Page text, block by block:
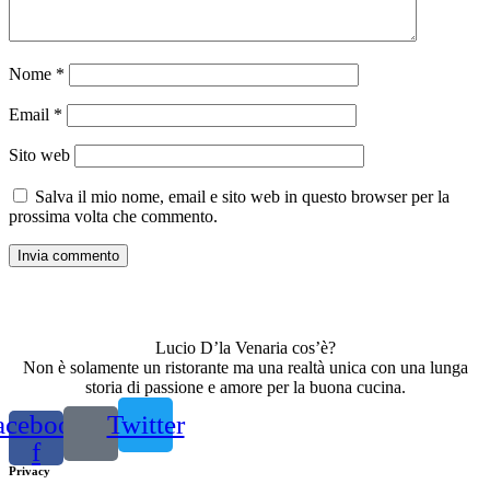
Nome *
Email *
Sito web
Salva il mio nome, email e sito web in questo browser per la
prossima volta che commento.
Lucio D’la Venaria cos’è?
Non è solamente un ristorante ma una realtà unica con una lunga
storia di passione e amore per la buona cucina.
f
Twitter
Privacy